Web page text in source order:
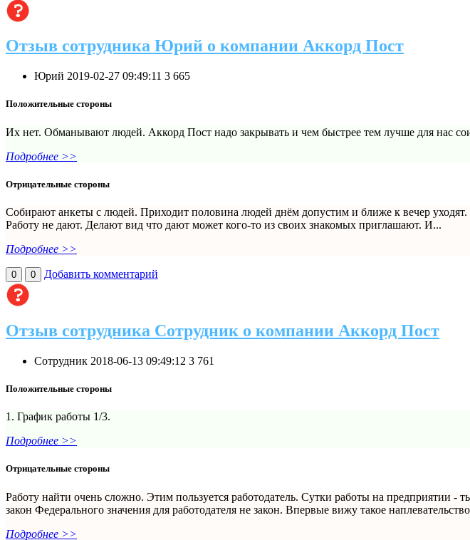
Отзыв сотрудника Юрий о компании Аккорд Пост
Юрий 2019-02-27 09:49:11 3 665
Положительные стороны
Их нет. Обманывают людей. Аккорд Пост надо закрывать и чем быстрее тем лучше для нас
Подробнее >>
Отрицательные стороны
Собирают анкеты с людей. Приходит половина людей днём допустим и ближе к вечер
Работу не дают. Делают вид что дают может кого-то из своих знакомых приглашают. И...
Подробнее >>
0 0 Добавить комментарий
Отзыв сотрудника Сотрудник о компании Аккорд Пост
Сотрудник 2018-06-13 09:49:12 3 761
Положительные стороны
1. График работы 1/3.
Подробнее >>
Отрицательные стороны
Работу найти очень сложно. Этим пользуется работодатель. Сутки работы на предприятии -
закон Федерального значения для работодателя не закон. Впервые вижу такое
Подробнее >>